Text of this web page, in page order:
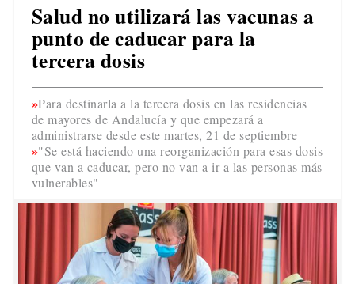
Salud no utilizará las vacunas a
punto de caducar para la
tercera dosis
Para destinarla a la tercera dosis en las residencias
de mayores de Andalucía y que empezará a
administrarse desde este martes, 21 de septiembre
"Se está haciendo una reorganización para esas dosis
que van a caducar, pero no van a ir a las personas más
vulnerables"